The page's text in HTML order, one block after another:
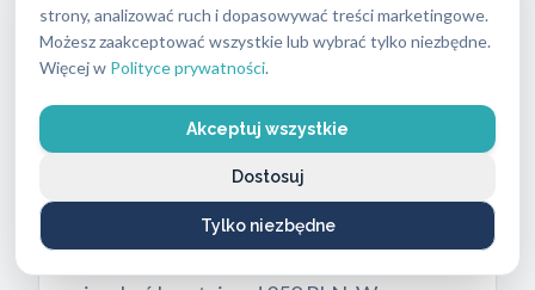
strony, analizować ruch i dopasowywać treści marketingowe.
Możesz zaakceptować wszystkie lub wybrać tylko niezbędne.
Więcej w Polityce prywatności.
Akceptuj wszystkie
Tylko niezbędne
Dostosuj
interwencji, używając ogólnikowych
sformułowań o konkurencyjnych cenach.
aby klient wiedział, jakich wydatków się
spodziewać przed przyjazdem technika.
Koszt usługi zależy od stopnia
skomplikowania mechanizmu oraz pory
dnia. Standardowe awaryjne otwieranie